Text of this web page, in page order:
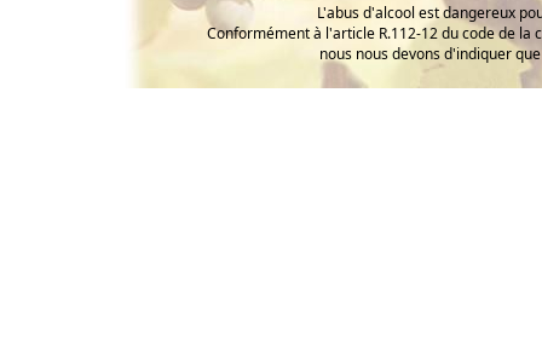
L'abus d'alcool est dangereux
Conformément à l'article R.112-12 du code de la
nous nous devons d'indiquer